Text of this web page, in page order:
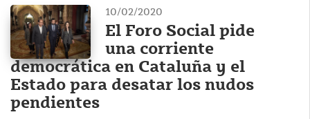
10/02/2020
El Foro Social pide
una corriente
democrática en Cataluña y el
Estado para desatar los nudos
pendientes